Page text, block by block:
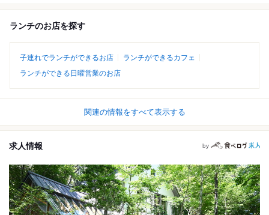
ランチのお店を探す
子連れでランチができるお店
ランチができるカフェ
ランチができる日曜営業のお店
関連の情報をすべて表示する
求人情報 by